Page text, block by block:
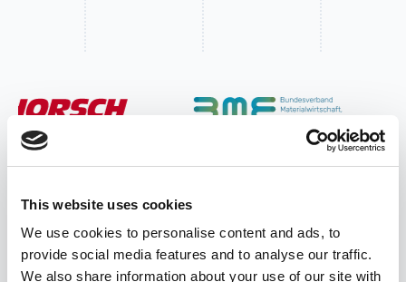
This website uses cookies
We use cookies to personalise content and ads, to
provide social media features and to analyse our traffic.
We also share information about your use of our site with